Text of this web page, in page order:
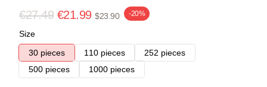
€27.49 €21.99 $23.90 -20%
Size
30 pieces
110 pieces
252 pieces
500 pieces
1000 pieces